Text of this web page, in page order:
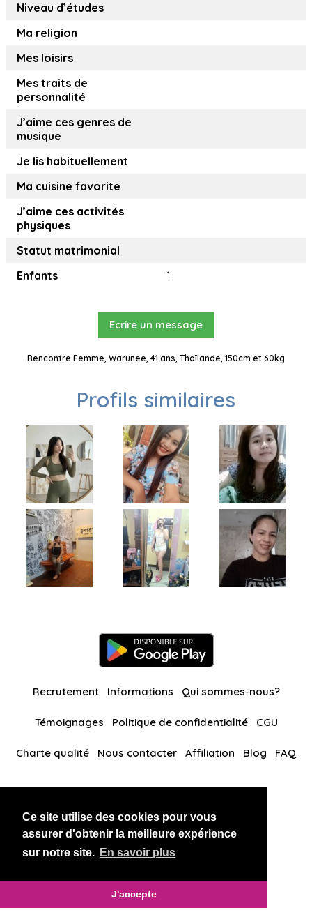
Ce site utilise des cookies pour vous
assurer d'obtenir la meilleure expérience
sur notre site. En savoir plus
J'accepte
Niveau d’études
Ma religion
Mes loisirs
Mes traits de
personnalité
J’aime ces genres de
musique
Je lis habituellement
Ma cuisine favorite
J’aime ces activités
physiques
Statut matrimonial
Enfants
1
Ecrire un message
Rencontre Femme, Warunee, 41 ans, Thaïlande, 150cm et 60kg
Profils similaires
Recrutement Informations Qui sommes-nous?
Témoignages Politique de confidentialité CGU
Charte qualité Nous contacter Affiliation Blog FAQ
BlackAndBeauties RussianKisses